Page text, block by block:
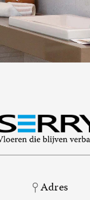
Adres